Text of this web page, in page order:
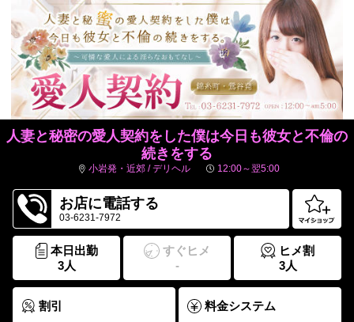
人妻と秘密の愛人契約をした僕は今日も彼女と不倫の
続きをする
小岩発・近郊 / デリヘル 12:00～翌5:00
お店に電話する
03-6231-7972
本日出勤
3人
すぐヒメ
-
ヒメ割
3人
割引 料金システム